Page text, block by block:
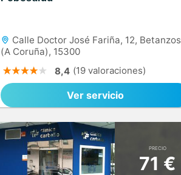
Calle Doctor José Fariña, 12, Betanzos
(A Coruña), 15300
8,4 (19 valoraciones)
Ver servicio
PRECIO
71 €